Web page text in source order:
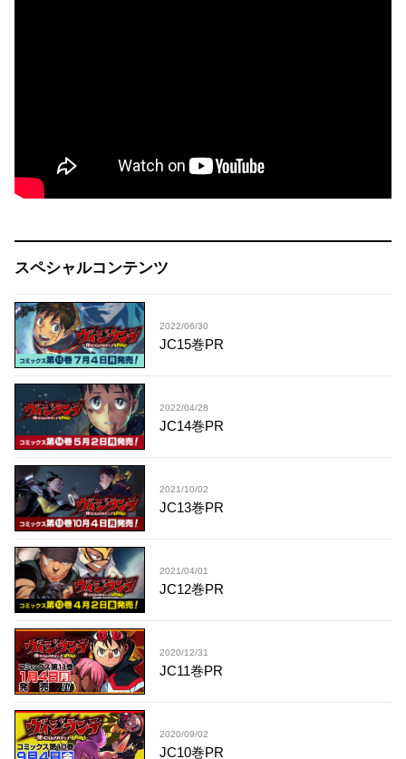
スペシャルコンテンツ
2022/06/30
JC15巻PR
2022/04/28
JC14巻PR
2021/10/02
JC13巻PR
2021/04/01
JC12巻PR
2020/12/31
JC11巻PR
2020/09/02
JC10巻PR